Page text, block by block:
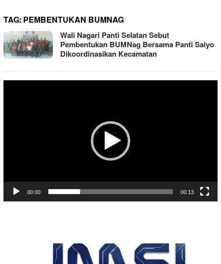
TAG:PEMBENTUKAN BUMNAG
Wali Nagari Panti Selatan Sebut
Pembentukan BUMNag Bersama Panti Saiyo
Dikoordinasikan Kecamatan
00:00 00:13